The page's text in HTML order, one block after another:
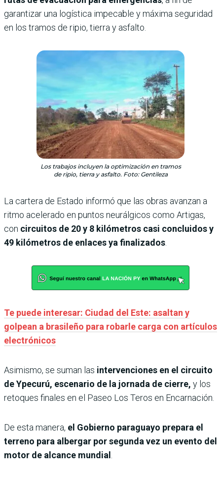
garantizar una logística impecable y máxima seguridad
en los tramos de ripio, tierra y asfalto.
Los trabajos incluyen la optimización en tramos
de ripio, tierra y asfalto. Foto: Gentileza
La cartera de Estado informó que las obras avanzan a
ritmo acelerado en puntos neurálgicos como Artigas,
con circuitos de 20 y 8 kilómetros casi concluidos y
49 kilómetros de enlaces ya finalizados
Te puede interesar: Ciudad del Este: asaltan y
golpean a brasileño para robarle carga con artículos
electrónicos
Asimismo, se suman las intervenciones en el circuito
de Ypecurú, escenario de la jornada de cierre, y los
retoques finales en el Paseo Los Teros en Encarnación.
De esta manera, el Gobierno paraguayo prepara el
terreno para albergar por segunda vez un evento del
motor de alcance mundial